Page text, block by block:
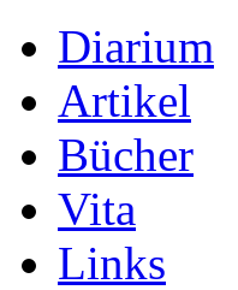
Diarium
Artikel
Bücher
Vita
Links